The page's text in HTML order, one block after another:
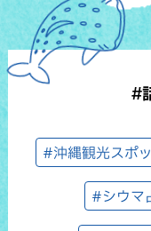
#
#沖縄観光スポ
#シウマ